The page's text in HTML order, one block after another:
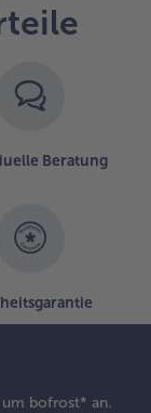
Beratung
bofrost* an.